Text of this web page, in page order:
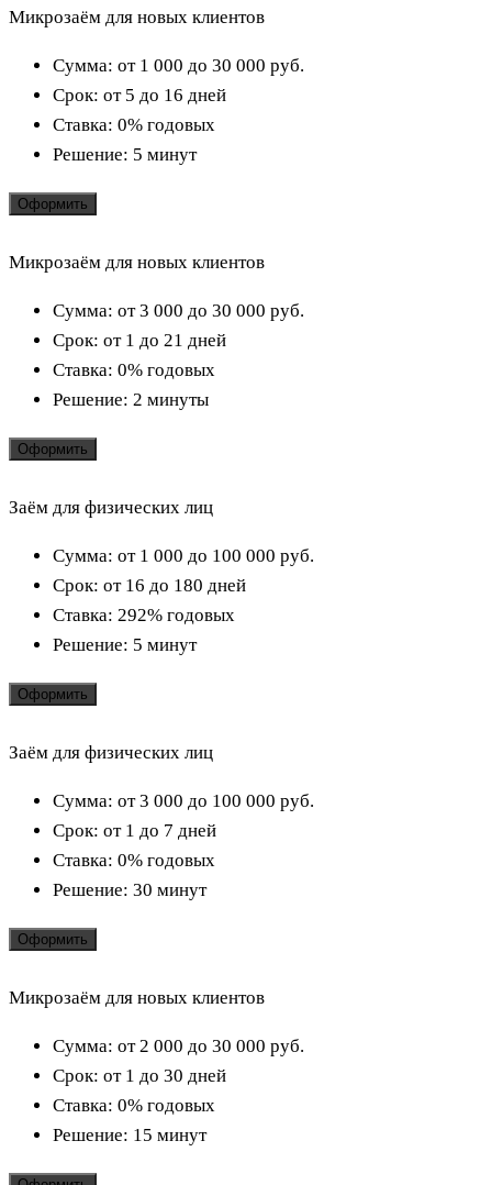
Микрозаём для новых клиентов
Сумма: от 1 000 до 30 000 руб.
Срок: от 5 до 16 дней
Ставка: 0% годовых
Решение: 5 минут
Оформить
Микрозаём для новых клиентов
Сумма: от 3 000 до 30 000 руб.
Срок: от 1 до 21 дней
Ставка: 0% годовых
Решение: 2 минуты
Оформить
Заём для физических лиц
Сумма: от 1 000 до 100 000 руб.
Срок: от 16 до 180 дней
Ставка: 292% годовых
Решение: 5 минут
Оформить
Заём для физических лиц
Сумма: от 3 000 до 100 000 руб.
Срок: от 1 до 7 дней
Ставка: 0% годовых
Решение: 30 минут
Оформить
Микрозаём для новых клиентов
Сумма: от 2 000 до 30 000 руб.
Срок: от 1 до 30 дней
Ставка: 0% годовых
Решение: 15 минут